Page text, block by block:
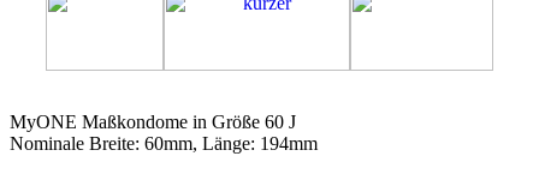
MyONE Maßkondome in Größe 60 J
Nominale Breite: 60mm, Länge: 194mm